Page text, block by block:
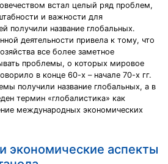
встал целый ряд проблем,
и важности для
получили название глобальных.
деятельности привела к тому, что
все более заметное
проблемы, о которых мировое
в конце 60-х – начале 70-х гг.
получили название глобальных, а в
термин «глобалистика» как
международных экономических
экономические аспекты